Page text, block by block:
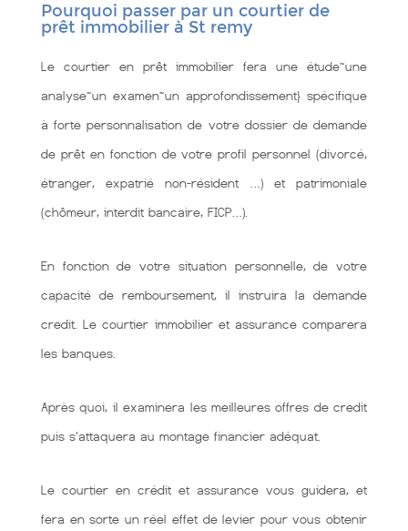
Pourquoi passer par un courtier de
prêt immobilier à St remy
Le courtier en prêt immobilier fera une étude~une
analyse~un examen~un approfondissement} spécifique
à forte personnalisation de votre dossier de demande
de prêt en fonction de votre profil personnel (divorcé,
étranger, expatrié non-résident …) et patrimoniale
(chômeur, interdit bancaire, FICP…).
En fonction de votre situation personnelle, de votre
capacité de remboursement, il instruira la demande
credit. Le courtier immobilier et assurance comparera
les banques.
Après quoi, il examinera les meilleures offres de credit
puis s'attaquera au montage financier adéquat.
Le courtier en crédit et assurance vous guidera, et
fera en sorte un réel effet de levier pour vous obtenir